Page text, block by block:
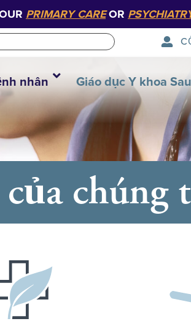
PRIMARY CAREOR
nhân Giáo dục Y khoa
chúng